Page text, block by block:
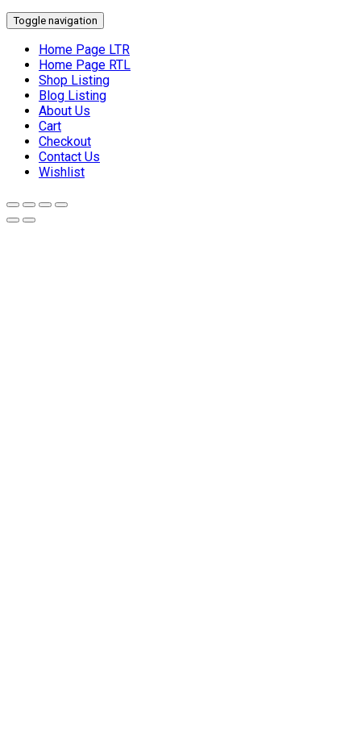
Toggle navigation
Home Page LTR
Home Page RTL
Shop Listing
Blog Listing
About Us
Cart
Checkout
Contact Us
Wishlist